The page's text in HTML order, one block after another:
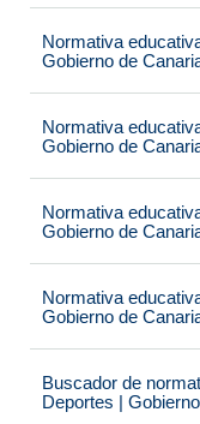
Normativa
Gobierno de
Normativa
Gobierno de
Normativa
Gobierno de
Normativa
Gobierno de
Buscador de
Deportes |